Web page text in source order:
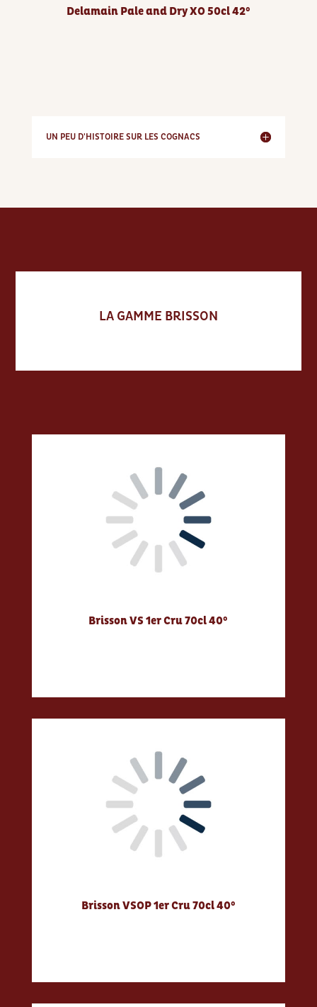
Delamain Pale and Dry XO 50cl 42°
UN PEU D'HISTOIRE SUR LES COGNACS
LA GAMME BRISSON
Brisson VS 1er Cru 70cl 40°
Brisson VSOP 1er Cru 70cl 40°